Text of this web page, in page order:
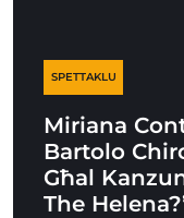
SPETTAKLU
Miriana
Bartolo
Għal
The